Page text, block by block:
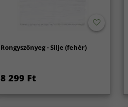
Rongyszőnyeg - Silje (fehér)
8 299 Ft